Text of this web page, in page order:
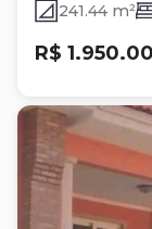
241.44 m²
R$